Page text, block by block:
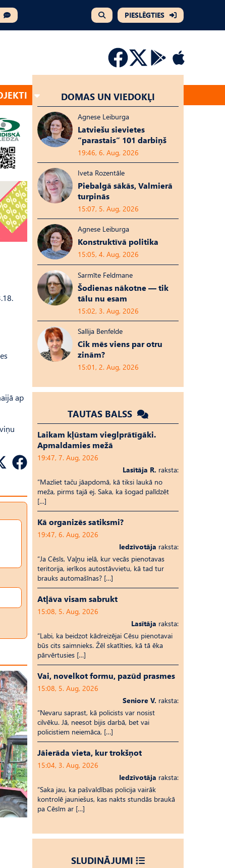
PIESLĒGTIES
ap
DOMAS UN VIEDOKĻI
Agnese Leiburga
Latviešu sievietes
“parastais” 101 darbiņš
19:46, 6. Aug, 2026
Iveta Rozentāle
Piebalgā sākās, Valmierā
turpinās
15:07, 5. Aug, 2026
Agnese Leiburga
Konstruktīvā politika
15:05, 4. Aug, 2026
Sarmīte Feldmane
Šodienas nākotne — tik
tālu nu esam
15:02, 3. Aug, 2026
Sallija Benfelde
Cik mēs viens par otru
zinām?
15:01, 2. Aug, 2026
TAUTAS BALSS
Laikam kļūstam vieglprātīgāki.
Apmaldamies mežā
19:47, 7. Aug, 2026
Lasītāja R. raksta:
“Mazliet taču jāapdomā, kā tiksi laukā no
meža, pirms tajā ej. Saka, ka šogad palīdzēt
[…]
Kā organizēs satiksmi?
19:47, 6. Aug, 2026
Iedzīvotāja raksta:
“Ja Cēsīs, Vaļņu ielā, kur vecās pienotavas
teritorija, ierīkos autostāvvietu, kā tad tur
brauks automašīnas? […]
Atļāva visam sabrukt
15:08, 5. Aug, 2026
Lasītāja raksta:
“Labi, ka beidzot kādreizējai Cēsu pienotavai
būs cits saimnieks. Žēl skatīties, kā tā ēka
pārvērtusies […]
Vai, novelkot formu, pazūd prasmes
15:08, 5. Aug, 2026
Seniore V. raksta:
“Nevaru saprast, kā policists var nosist
cilvēku. Jā, neesot bijis darbā, bet vai
policistiem neiemāca, […]
Jāierāda vieta, kur trokšņot
15:04, 3. Aug, 2026
Iedzīvotāja raksta:
“Saka jau, ka pašvaldības policija vairāk
kontrolē jauniešus, kas nakts stundās braukā
pa Cēsīm ar […]
SLUDINĀJUMI